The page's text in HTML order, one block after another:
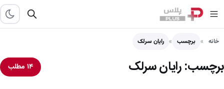
خانه برچسب رایان سرلک
برچسب:رایان سرلک ۱۴ مطلب